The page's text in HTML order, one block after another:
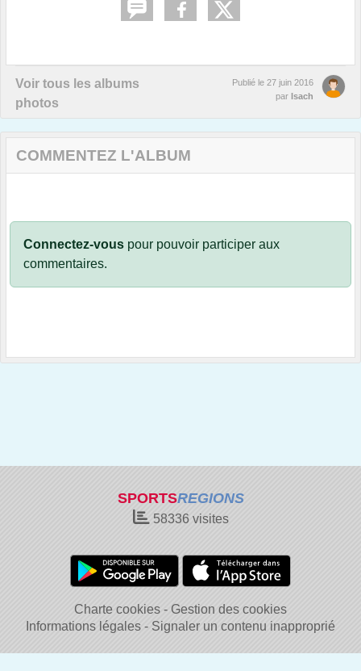
Voir tous les albums
photos
Publié le 27 juin 2016
par Isach
COMMENTEZ L'ALBUM
Connectez-vous pour pouvoir participer aux
commentaires.
SPORTSREGIONS
58336visites
Charte cookies
Gestion des cookies
Informations légales
Signaler un contenu inapproprié